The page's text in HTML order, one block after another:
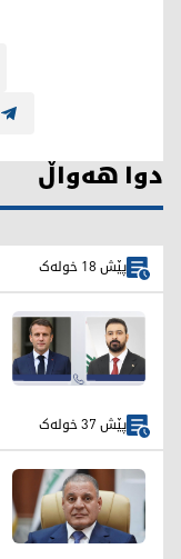
دوا هەواڵ
پێش 18 خولەک
پێش 37 خولەک